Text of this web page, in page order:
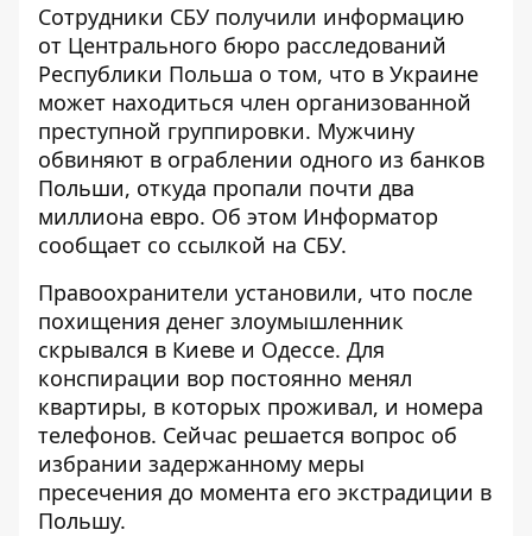
Сотрудники СБУ получили информацию
от Центрального бюро расследований
Республики Польша о том, что в Украине
может находиться член организованной
преступной группировки. Мужчину
обвиняют в ограблении одного из банков
Польши, откуда пропали почти два
миллиона евро. Об этом Информатор
сообщает со ссылкой на СБУ.
Правоохранители установили, что после
похищения денег злоумышленник
скрывался в Киеве и Одессе. Для
конспирации вор постоянно менял
квартиры, в которых проживал, и номера
телефонов. Сейчас решается вопрос об
избрании задержанному меры
пресечения до момента его экстрадиции в
Польшу.